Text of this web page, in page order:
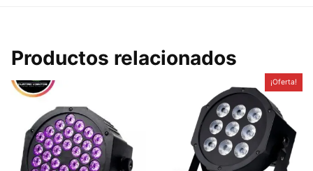
Productos relacionados
¡Oferta!